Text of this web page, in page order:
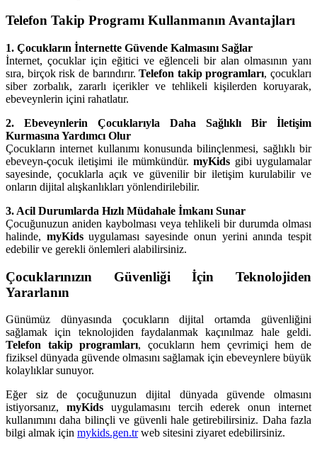
Telefon Takip Programı Kullanmanın Avantajları
1. Çocukların İnternette Güvende Kalmasını Sağlar
İnternet, çocuklar için eğitici ve eğlenceli bir alan olmasının yanı
sıra, birçok risk de barındırır.Telefon takip programları, çocukları
siber zorbalık, zararlı içerikler ve tehlikeli kişilerden koruyarak,
ebeveynlerin içini rahatlatır.
2. Ebeveynlerin Çocuklarıyla Daha Sağlıklı Bir İletişim
Kurmasına Yardımcı Olur
Çocukların internet kullanımı konusunda bilinçlenmesi, sağlıklı bir
ebeveyn-çocuk iletişimi ile mümkündür.myKids gibi uygulamalar
sayesinde, çocuklarla açık ve güvenilir bir iletişim kurulabilir ve
onların dijital alışkanlıkları yönlendirilebilir.
3. Acil Durumlarda Hızlı Müdahale İmkanı Sunar
Çocuğunuzun aniden kaybolması veya tehlikeli bir durumda olması
halinde, myKidsuygulaması sayesinde onun yerini anında tespit
edebilir ve gerekli önlemleri alabilirsiniz.
Çocuklarınızın Güvenliği İçin Teknolojiden
Yararlanın
Günümüz dünyasında çocukların dijital ortamda güvenliğini
sağlamak için teknolojiden faydalanmak kaçınılmaz hale geldi.
Telefon takip programları, çocukların hem çevrimiçi hem de
fiziksel dünyada güvende olmasını sağlamak için ebeveynlere büyük
kolaylıklar sunuyor.
Eğer siz de çocuğunuzun dijital dünyada güvende olmasını
istiyorsanız, myKidsuygulamasını tercih ederek onun internet
kullanımını daha bilinçli ve güvenli hale getirebilirsiniz. Daha fazla
bilgi almak için mykids.gen.trweb sitesini ziyaret edebilirsiniz.